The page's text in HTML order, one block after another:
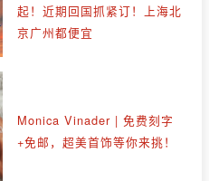
起！近期回国抓紧订！上海北
京广州都便宜
Monica Vinader | 免费刻字
+免邮，超美首饰等你来挑！